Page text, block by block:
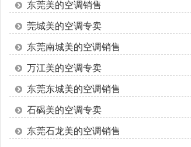
东莞美的空调销售
莞城美的空调专卖
东莞南城美的空调销售
万江美的空调专卖
东莞东城美的空调销售
石碣美的空调专卖
东莞石龙美的空调销售